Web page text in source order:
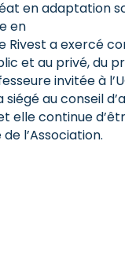
en adaptation
en
Rivest a exercé
et au privé, du
invitée à
siégé au conseil
et elle continue
l’Association.